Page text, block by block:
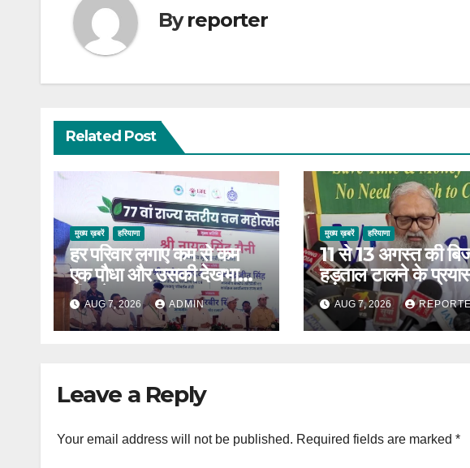
Byreporter
Related Post
मुख्य ख़बरें हरियाणा
हर परिवार लगाए कम से कम
एक पौधा और उसकी देखभाल
भी करे – CM
AUG 7, 2026 ADMIN
मुख्य ख़बरें हरियाणा
11 से 13 अगस्त की
हड़ताल टालने के
AUG 7, 2026
Leave a Reply
Your email address will not be published. Required fields are marked *